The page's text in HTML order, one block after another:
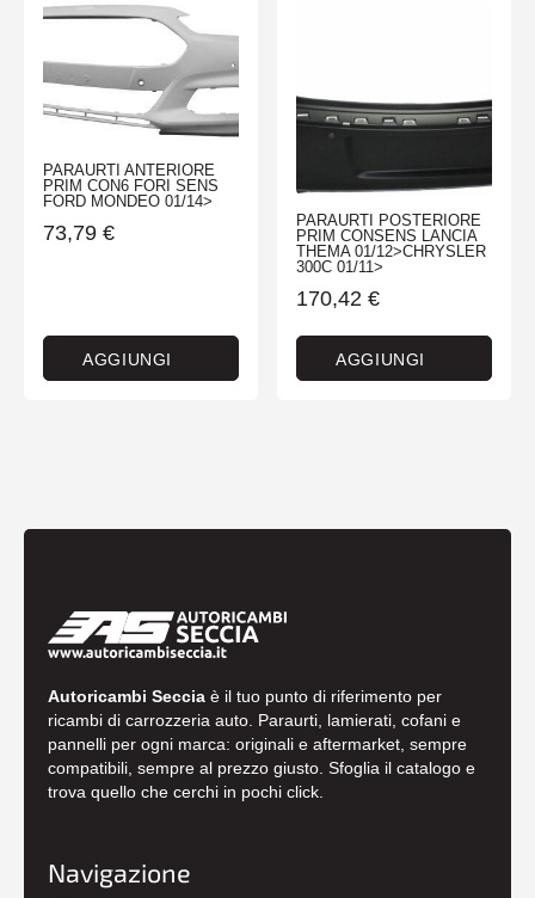
PARAURTI ANTERIORE
PRIM CON6 FORI SENS
FORD MONDEO 01/14>
73,79 €
AGGIUNGI
PARAURTI POSTERIORE
PRIM CONSENS LANCIA
THEMA 01/12>CHRYSLER
300C 01/11>
170,42 €
AGGIUNGI
Autoricambi Seccia è il tuo punto di riferimento per
ricambi di carrozzeria auto. Paraurti, lamierati, cofani e
pannelli per ogni marca: originali e aftermarket, sempre
compatibili, sempre al prezzo giusto. Sfoglia il catalogo e
trova quello che cerchi in pochi click.
Navigazione